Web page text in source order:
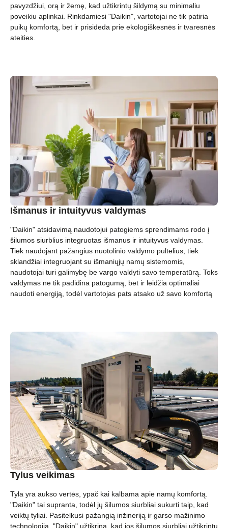
pavyzdžiui, orą ir žemę, kad užtikrintų šildymą su minimaliu
poveikiu aplinkai. Rinkdamiesi "Daikin", vartotojai ne tik patiria
puikų komfortą, bet ir prisideda prie ekologiškesnės ir tvaresnės
ateities.
Išmanus ir intuityvus valdymas
"Daikin" atsidavimą naudotojui patogiems sprendimams rodo į
šilumos siurblius integruotas išmanus ir intuityvus valdymas.
Tiek naudojant pažangius nuotolinio valdymo pultelius, tiek
sklandžiai integruojant su išmaniųjų namų sistemomis,
naudotojai turi galimybę be vargo valdyti savo temperatūrą. Toks
valdymas ne tik padidina patogumą, bet ir leidžia optimaliai
naudoti energiją, todėl vartotojas pats atsako už savo komfortą
Tylus veikimas
Tyla yra aukso vertės, ypač kai kalbama apie namų komfortą.
"Daikin" tai supranta, todėl jų šilumos siurbliai sukurti taip, kad
veiktų tyliai. Pasitelkusi pažangią inžineriją ir garso mažinimo
technologiją, "Daikin" užtikrina, kad jos šilumos siurbliai užtikrintų